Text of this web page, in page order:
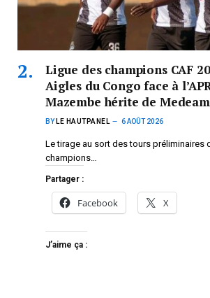
Ligue des champions CAF
Aigles du Congo face à
Mazembe hérite de
BY LE HAUTPANEL 6 AOÛT 2026
Le tirage au sort des tours préliminaires
champions…
Partager :
Facebook X
J’aime ça :